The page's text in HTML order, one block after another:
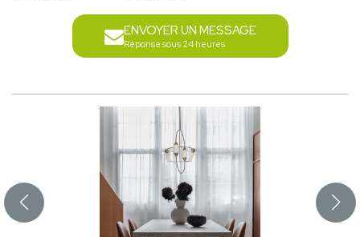
ENVOYER UN MESSAGE
Réponse sous 24 heures